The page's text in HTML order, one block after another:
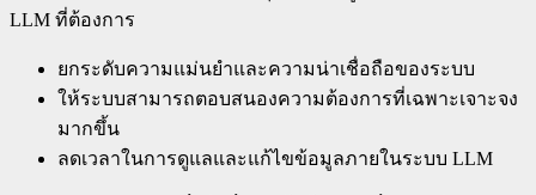
LLM ที่ต้องการ
ยกระดับความแม่นยำและความน่าเชื่อถือของระบบ
ให้ระบบสามารถตอบสนองความต้องการที่เฉพาะเจาะจง
มากขึ้น
ลดเวลาในการดูแลและแก้ไขข้อมูลภายในระบบ LLM